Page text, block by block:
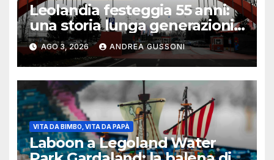
Leolandia festeggia 55 anni:
una storia lunga generazioni
tra ricordi, innovazione e
nuovi investimenti
AGO 3, 2026 ANDREA GUSSONI
VITA DA BIMBO, VITA DA PAPÀ
Laboon a Legoland Water